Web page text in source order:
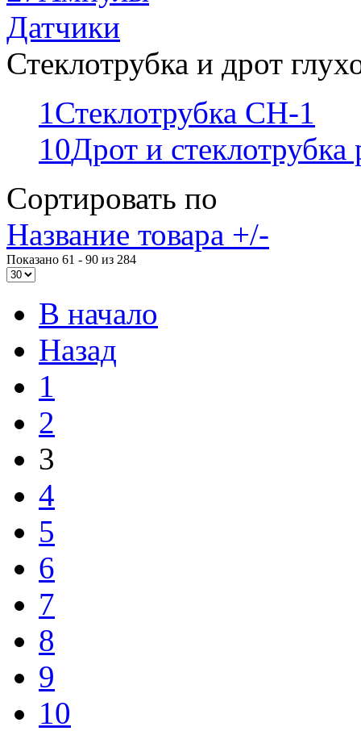
Датчики
Стеклотрубка и дрот
1Стеклотрубка СН-1
10Дрот и
Сортировать по
Название товара +/-
Показано 61 - 90 из 284
В начало
Назад
1
2
3
4
5
6
7
8
9
10